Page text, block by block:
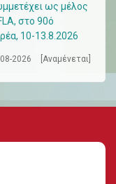
ως μέλος
στο 90ό
10-13.8.2026
2026 [Αναμένεται]